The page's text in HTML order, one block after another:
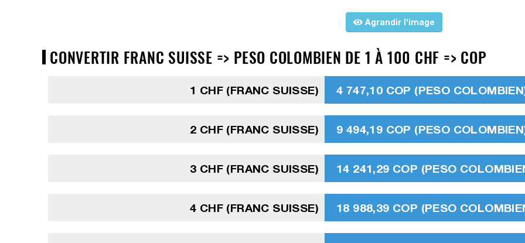
Agrandir l'image
CONVERTIR FRANC SUISSE => PESO COLOMBIEN DE 1 À 100 CHF => COP
1 CHF (FRANC SUISSE) 4 747,10 COP (PESO
2 CHF (FRANC SUISSE) 9 494,19 COP (PESO
3 CHF (FRANC SUISSE) 14 241,29 COP (PESO
4 CHF (FRANC SUISSE) 18 988,39 COP (PESO